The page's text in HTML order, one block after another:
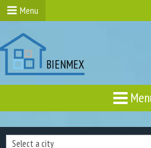
Menu
BIENMEX
Select a city